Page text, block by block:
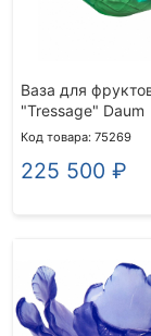
Ваза для
"Tressage" Daum
Код товара: 75269
225 500 ₽